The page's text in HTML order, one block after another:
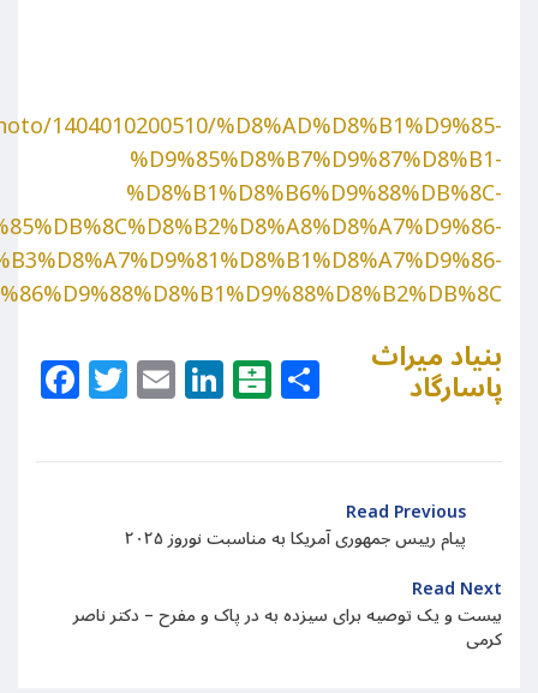
1404010200510/%D8%AD%D8%B1%D9%85-
%D9%85%D8%B7%D9%87%D8%B1-
%D8%B1%D8%B6%D9%88%DB%8C-
Facebook
Twitter
EmailLinkedIn
Balatarin
Share
بنیاد میراث
پاسارگاد
Read Previous
پیام رییس جمهوری آمریکا به مناسبت نوروز ۲۰۲۵
Read Next
بیست و یک توصیه برای سیزده به در پاک و مفرح – دکتر ناصر
کرمی